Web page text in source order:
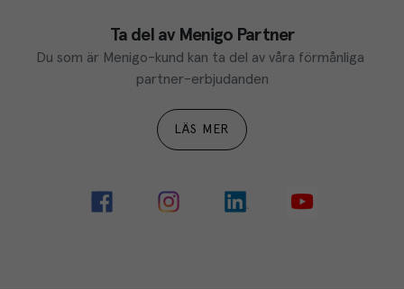
Ta del av Menigo Partner
Du som är Menigo-kund kan ta del av våra förmånliga
partner-erbjudanden
LÄS MER